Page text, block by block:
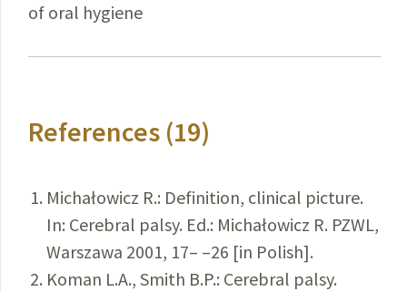
of oral hygiene
References (19)
Michałowicz R.: Definition, clinical picture.
In: Cerebral palsy. Ed.: Michałowicz R. PZWL,
Warszawa 2001, 17– –26 [in Polish].
Koman L.A., Smith B.P.: Cerebral palsy.